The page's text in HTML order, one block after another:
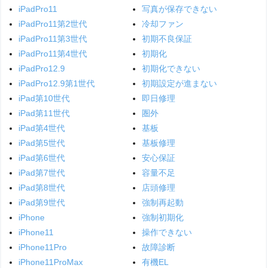
iPadPro11
iPadPro11第2世代
iPadPro11第3世代
iPadPro11第4世代
iPadPro12.9
iPadPro12.9第1世代
iPad第10世代
iPad第11世代
iPad第4世代
iPad第5世代
iPad第6世代
iPad第7世代
iPad第8世代
iPad第9世代
iPhone
iPhone11
iPhone11Pro
iPhone11ProMax
写真が保存できない
冷却ファン
初期不良保証
初期化
初期化できない
初期設定が進まない
即日修理
圏外
基板
基板修理
安心保証
容量不足
店頭修理
強制再起動
強制初期化
操作できない
故障診断
有機EL